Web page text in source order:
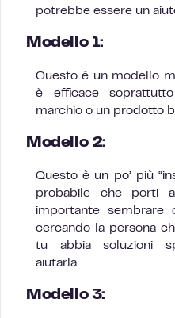
potrebbe essere un
Modello 1:
Questo è un modello
è efficace
marchio o un prodotto
Modello 2:
Questo è un po’ più
probabile che porti
importante
cercando la persona
tu abbia soluzioni
aiutarla.
Modello 3: